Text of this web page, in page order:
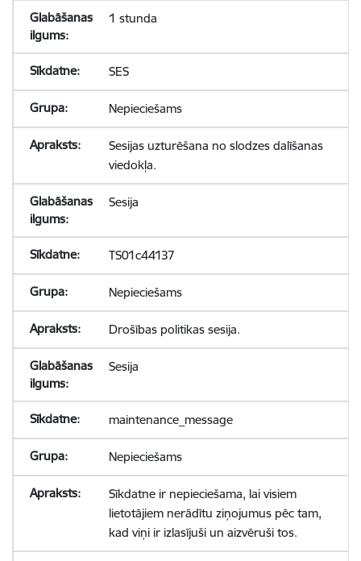
1 stunda
SES
Nepieciešams
Sesijas uzturēšana no slodzes dalīšanas
viedokļa.
Sesija
TS01c44137
Nepieciešams
Drošības politikas sesija.
Sesija
maintenance_message
Nepieciešams
Sīkdatne ir nepieciešama, lai visiem
lietotājiem nerādītu ziņojumus pēc tam,
kad viņi ir izlasījuši un aizvēruši tos.